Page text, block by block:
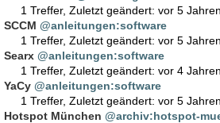
1 Treffer, Zuletzt geändert: vor 5 Jahren
SCCM @anleitungen:software
1 Treffer, Zuletzt geändert: vor 5 Jahren
Searx @anleitungen:software
1 Treffer, Zuletzt geändert: vor 4 Jahren
YaCy @anleitungen:software
1 Treffer, Zuletzt geändert: vor 5 Jahren
Hotspot München @archiv:hotspot-